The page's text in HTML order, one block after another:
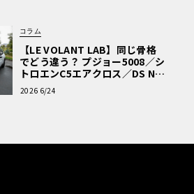
コラム
【LE VOLANT LAB】同じ骨格
でどう違う？ プジョー5008／シ
トロエンC5エアクロス／DS Nº4
読者一気乗りレポート
2026 6/24